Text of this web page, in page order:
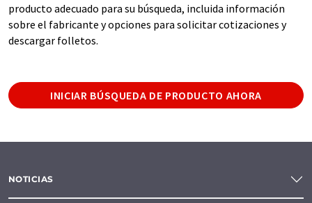
producto adecuado para su búsqueda, incluida información
sobre el fabricante y opciones para solicitar cotizaciones y
descargar folletos.
INICIAR BÚSQUEDA DE PRODUCTO AHORA
NOTICIAS